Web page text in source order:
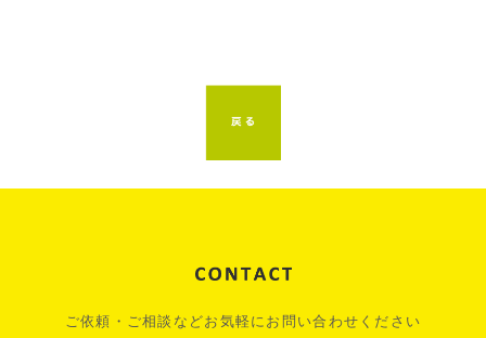
ご依頼・ご相談などお気軽にお問い合わせください